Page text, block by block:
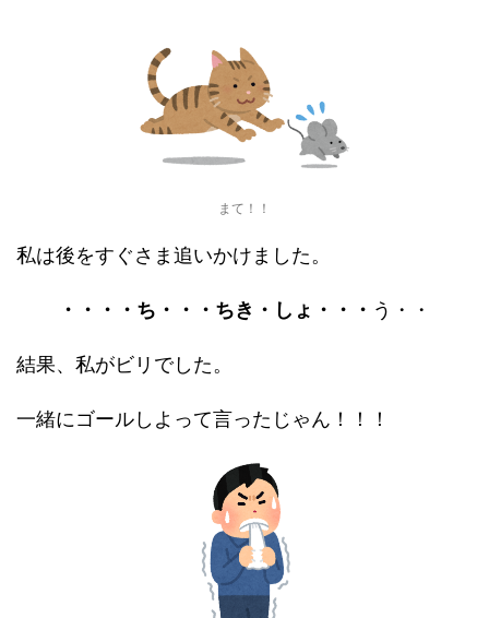
まて！！
私は後をすぐさま追いかけました。
・・・・ち・・・ちき・しょ・・・ う・・
結果、私がビリでした。
一緒にゴールしよって言ったじゃん！！！